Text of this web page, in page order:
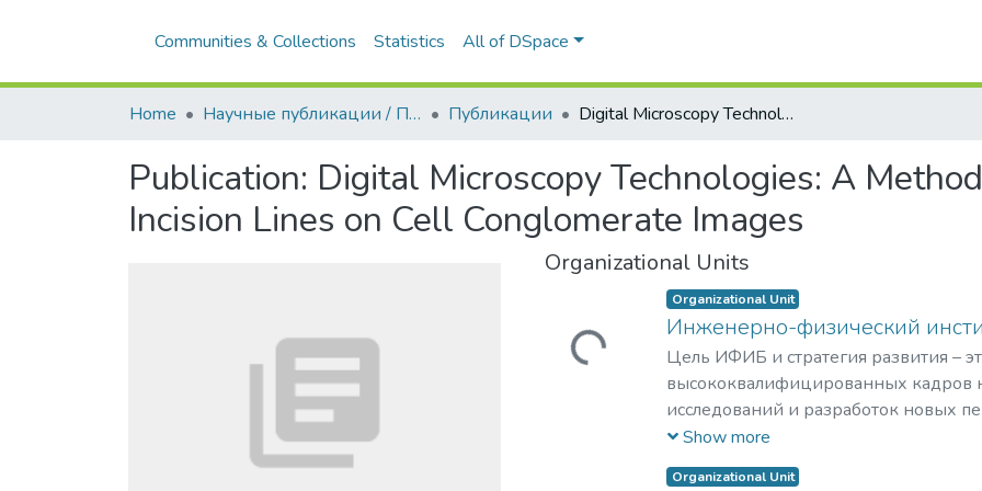
Communities & Collections Statistics All of DSpace
Home Научные публикации / Препринты Публикации Digital Microscopy Technologies: A Method for Constructing Incision Lines on Cell Conglomerate Images
Publication: Digital Microscopy Technologies: A
Incision Lines on Cell Conglomerate Images
Organizational Units
Loading...
Organizational Unit
Инженерно-физический
Цель ИФИБ и стратегия развития –
высококвалифицированных кадров
исследований и разработок новых
и материалов в области инженерно-
биомедицины. Занятие лидерских
Show more
Organizational Unit